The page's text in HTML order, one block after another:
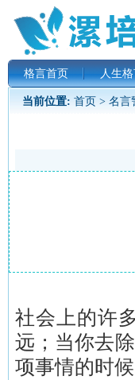
格言首页 人生
当前位置: 首页 > 名言
社会上的许
远；当你去
项事情的时